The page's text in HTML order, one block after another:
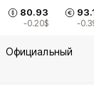
80.93
-0.20$ -
Официальный